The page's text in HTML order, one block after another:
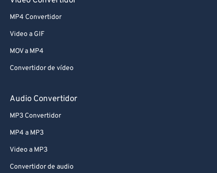
MP4 Convertidor
Video a GIF
MOV a MP4
Convertidor de vídeo
Audio Convertidor
MP3 Convertidor
MP4 a MP3
Video a MP3
Convertidor de audio